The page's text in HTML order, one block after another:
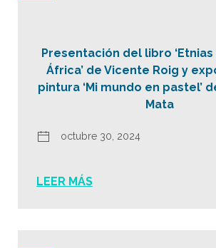
Presentación del libro
África’ de Vicente Roig y
pintura ‘Mi mundo en pastel’
Mata
octubre 30, 2024
LEER MÁS